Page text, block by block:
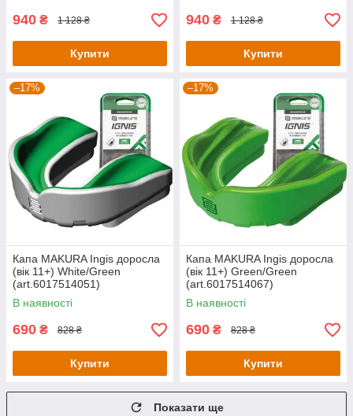
940 ₴ 1 128 ₴
Купити
940 ₴ 1 128 ₴
Купити
–17%
Капа MAKURA Ingis доросла
(вік 11+) White/Green
(art.6017514051)
В наявності
690 ₴ 828 ₴
Купити
–17%
Капа MAKURA Ingis доросла
(вік 11+) Green/Green
(art.6017514067)
В наявності
690 ₴ 828 ₴
Купити
Показати ще